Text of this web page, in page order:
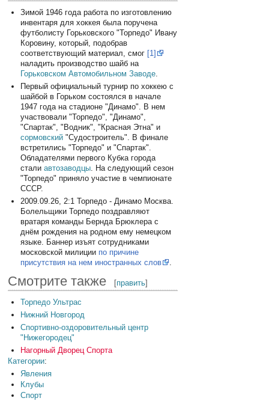
Зимой 1946 года работа по изготовлению
инвентаря для хоккея была поручена
футболисту Горьковского "Торпедо" Ивану
Коровину, который, подобрав
соответствующий материал, смог [1]
наладить производство шайб на
Горьковском Автомобильном Заводе.
Первый официальный турнир по хоккею с
шайбой в Горьком состоялся в начале
1947 года на стадионе "Динамо". В нем
участвовали "Торпедо", "Динамо",
"Спартак", "Водник", "Красная Этна" и
сормовский"Судостроитель". В финале
встретились "Торпедо" и "Спартак".
Обладателями первого Кубка города
стали автозаводцы. На следующий сезон
"Торпедо" приняло участие в чемпионате
СССР.
2009.09.26, 2:1 Торпедо - Динамо Москва.
Болельщики Торпедо поздравляют
вратаря команды Бернда Брюклера с
днём рождения на родном ему немецком
языке. Баннер изъят сотрудниками
московской милиции по причине
присутствия на нем иностранных слов
.
Смотрите также [править]
Торпедо Ультрас
Нижний Новгород
Спортивно-оздоровительный центр
"Нижегородец"
Нагорный Дворец Спорта
Категории:
Явления
Клубы
Спорт